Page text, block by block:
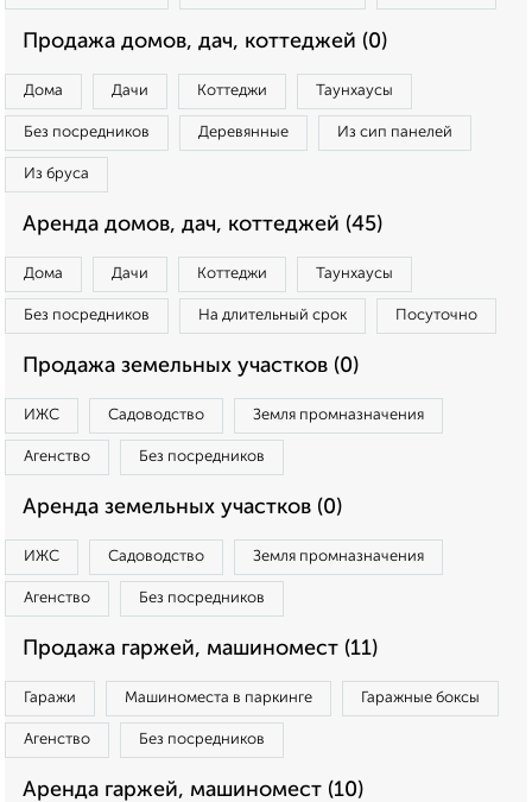
Продажа домов, дач, коттеджей (0)
Дома Дачи Коттеджи Таунхаусы
Без посредников Деревянные Из сип панелей
Из бруса
Аренда домов, дач, коттеджей (45)
Дома Дачи Коттеджи Таунхаусы
Без посредников На длительный срок Посуточно
Продажа земельных участков (0)
ИЖС Садоводство Земля промназначения
Агенство Без посредников
Аренда земельных участков (0)
ИЖС Садоводство Земля промназначения
Агенство Без посредников
Продажа гаржей, машиномест (11)
Гаражи Машиноместа в паркинге Гаражные боксы
Агенство Без посредников
Аренда гаржей, машиномест (10)